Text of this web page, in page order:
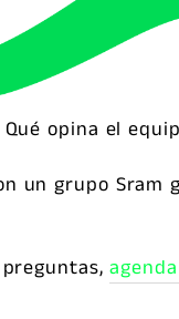
Qué opina el
un grupo Sram
preguntas,